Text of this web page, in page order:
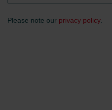
Please note our privacy policy